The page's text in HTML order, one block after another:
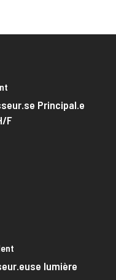
Principal.e
F
lumière